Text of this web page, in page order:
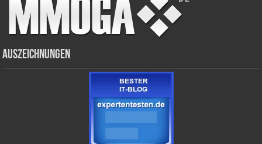
Auszeichnungen